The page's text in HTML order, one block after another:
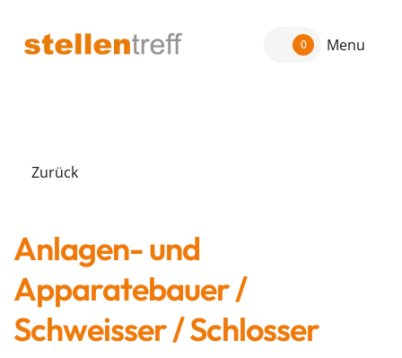
0 Menu
Zurück
Anlagen- und
Apparatebauer /
Schweisser / Schlosser